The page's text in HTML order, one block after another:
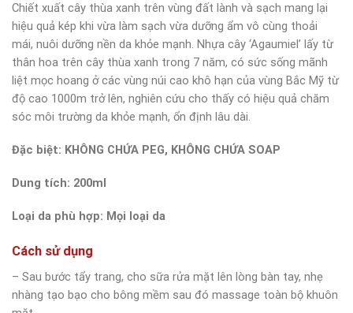
Chiết xuất cây thùa xanh trên vùng đất lành và sạch mang lại
hiệu quả kép khi vừa làm sạch vừa dưỡng ẩm vô cùng thoải
mái, nuôi dưỡng nền da khỏe mạnh. Nhựa cây ‘Agaumiel’ lấy từ
thân hoa trên cây thùa xanh trong 7 năm, có sức sống mãnh
liệt mọc hoang ở các vùng núi cao khô hạn của vùng Bắc Mỹ từ
độ cao 1000m trở lên, nghiên cứu cho thấy có hiệu quả chăm
sóc môi trường da khỏe mạnh, ổn định lâu dài.
Đặc biệt: KHÔNG CHỨA PEG, KHÔNG CHỨA SOAP
Dung tích: 200ml
Loại da phù hợp: Mọi loại da
Cách sử dụng
– Sau bước tẩy trang, cho sữa rửa mặt lên lòng bàn tay, nhẹ
nhàng tạo bạo cho bông mềm sau đó massage toàn bộ khuôn